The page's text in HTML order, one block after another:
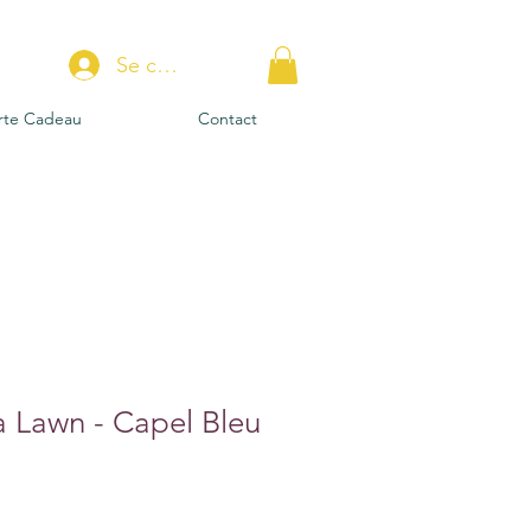
Se connecter
Cadeau Contact
Lawn - Capel Bleu